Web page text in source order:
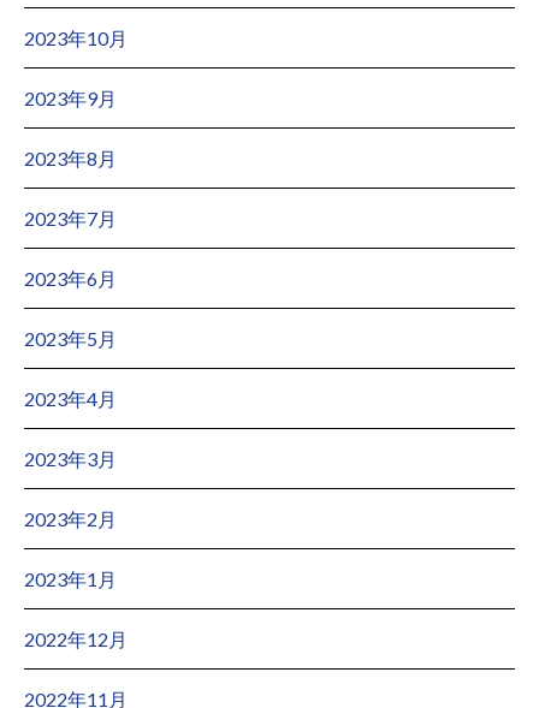
2023年10月
2023年9月
2023年8月
2023年7月
2023年6月
2023年5月
2023年4月
2023年3月
2023年2月
2023年1月
2022年12月
2022年11月